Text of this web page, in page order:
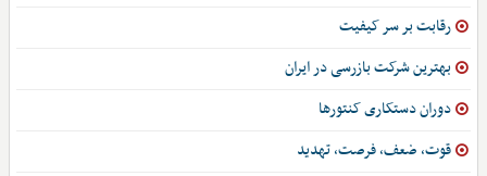
رقابت بر سر کیفیت
بهترین شرکت بازرسی در ایران
دوران دستکاری کنتورها
قوت، ضعف، فرصت، تهدید